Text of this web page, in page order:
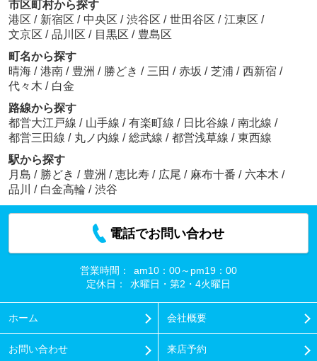
市区町村から探す
港区 / 新宿区 / 中央区 / 渋谷区 / 世田谷区 / 江東区 /
文京区 / 品川区 / 目黒区 / 豊島区
町名から探す
晴海 / 港南 / 豊洲 / 勝どき / 三田 / 赤坂 / 芝浦 / 西新宿 /
代々木 / 白金
路線から探す
都営大江戸線 / 山手線 / 有楽町線 / 日比谷線 / 南北線 /
都営三田線 / 丸ノ内線 / 総武線 / 都営浅草線 / 東西線
駅から探す
月島 / 勝どき / 豊洲 / 恵比寿 / 広尾 / 麻布十番 / 六本木 /
品川
/ 白金高輪 / 渋谷
電話でお問い合わせ
営業時間：
am10：00～pm19：00
定休日：
水曜日・第2・4火曜日
ホーム 会社概要
お問い合わせ 来店予約